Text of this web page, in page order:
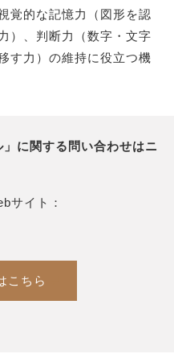
覚的な記憶力（図形を認
）、判断力（数字・文字
す力）の維持に役立つ機
に関する問い合わせはニ
サイト：
こちら